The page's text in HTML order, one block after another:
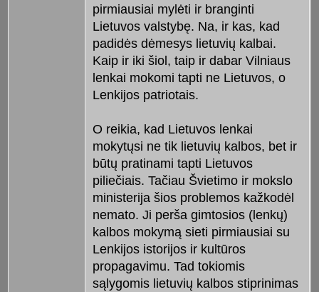
pirmiausiai mylėti ir branginti
Lietuvos valstybę. Na, ir kas, kad
padidės dėmesys lietuvių kalbai.
Kaip ir iki šiol, taip ir dabar Vilniaus
lenkai mokomi tapti ne Lietuvos, o
Lenkijos patriotais.
O reikia, kad Lietuvos lenkai
mokytųsi ne tik lietuvių kalbos, bet ir
būtų pratinami tapti Lietuvos
piliečiais. Tačiau Švietimo ir mokslo
ministerija šios problemos kažkodėl
nemato. Ji perša gimtosios (lenkų)
kalbos mokymą sieti pirmiausiai su
Lenkijos istorijos ir kultūros
propagavimu. Tad tokiomis
sąlygomis lietuvių kalbos stiprinimas